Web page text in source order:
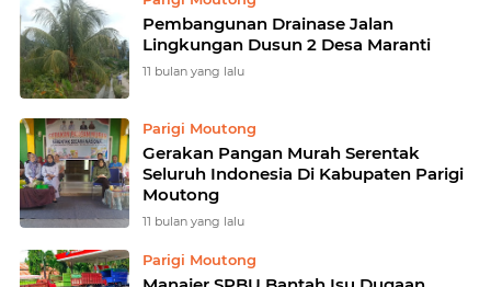
Pembangunan Drainase Jalan
Lingkungan Dusun 2 Desa Maranti
11 bulan yang lalu
Parigi Moutong
Gerakan Pangan Murah Serentak
Seluruh Indonesia Di Kabupaten Parigi
Moutong
11 bulan yang lalu
Parigi Moutong